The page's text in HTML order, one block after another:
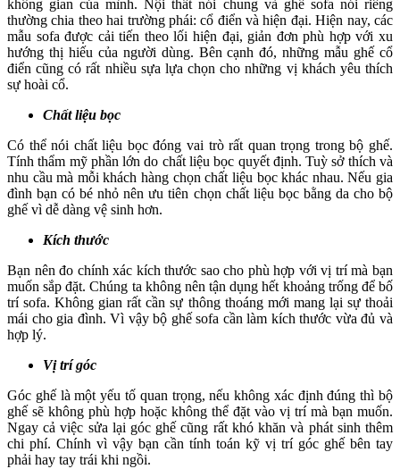
không gian của mình. Nội thất nói chung và ghế sofa nói riêng
thường chia theo hai trường phái: cổ điển và hiện đại. Hiện nay, các
mẫu sofa được cải tiến theo lối hiện đại, giản đơn phù hợp với xu
hướng thị hiếu của người dùng. Bên cạnh đó, những mẫu ghế cổ
điển cũng có rất nhiều sựa lựa chọn cho những vị khách yêu thích
sự hoài cổ.
Chất liệu bọc
Có thể nói chất liệu bọc đóng vai trò rất quan trọng trong bộ ghế.
Tính thẩm mỹ phần lớn do chất liệu bọc quyết định. Tuỳ sở thích và
nhu cầu mà mỗi khách hàng chọn chất liệu bọc khác nhau. Nếu gia
đình bạn có bé nhỏ nên ưu tiên chọn chất liệu bọc bằng da cho bộ
ghế vì dễ dàng vệ sinh hơn.
Kích thước
Bạn nên đo chính xác kích thước sao cho phù hợp với vị trí mà bạn
muốn sắp đặt. Chúng ta không nên tận dụng hết khoảng trống để bố
trí sofa. Không gian rất cần sự thông thoáng mới mang lại sự thoải
mái cho gia đình. Vì vậy bộ ghế sofa cần làm kích thước vừa đủ và
hợp lý.
Vị trí góc
Góc ghế là một yếu tố quan trọng, nếu không xác định đúng thì bộ
ghế sẽ không phù hợp hoặc không thể đặt vào vị trí mà bạn muốn.
Ngay cả việc sửa lại góc ghế cũng rất khó khăn và phát sinh thêm
chi phí. Chính vì vậy bạn cần tính toán kỹ vị trí góc ghế bên tay
phải hay tay trái khi ngồi.